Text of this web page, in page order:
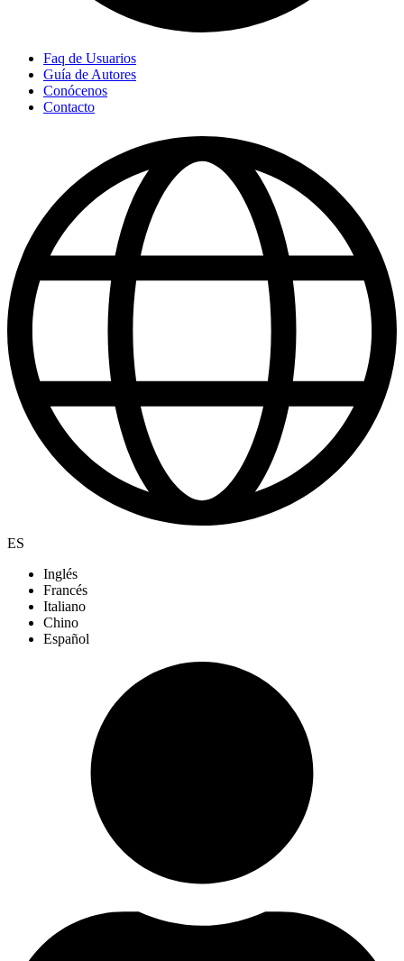
Faq de Usuarios
Guía de Autores
Conócenos
Contacto
ES
Inglés
Francés
Italiano
Chino
Español